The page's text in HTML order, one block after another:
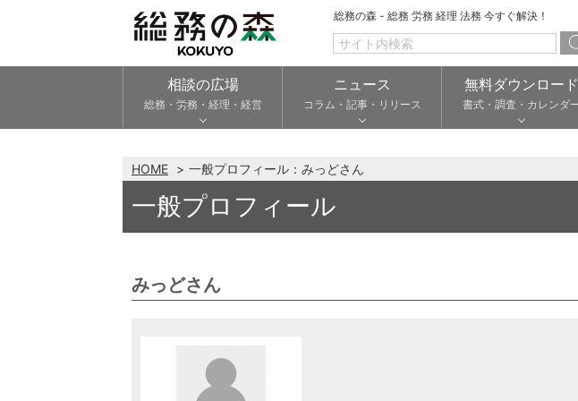
総務の森 - 総務 労務 経理 法務 今すぐ解決！
相談の広場
総務・労務・経理・経営
ニュース
コラム・記事・リリース
無料ダウンロード
書式・調査・カレンダ
HOME 一般プロフィール：みっどさん
一般プロフィール
みっどさん